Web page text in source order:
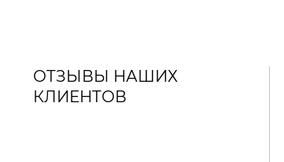
ОТЗЫВЫ НАШИХ
КЛИЕНТОВ